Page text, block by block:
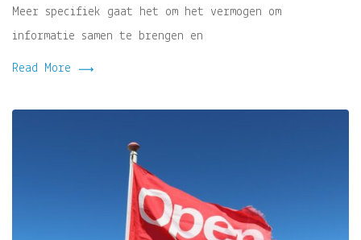
Meer specifiek gaat het om het vermogen om
informatie samen te brengen en
Read More